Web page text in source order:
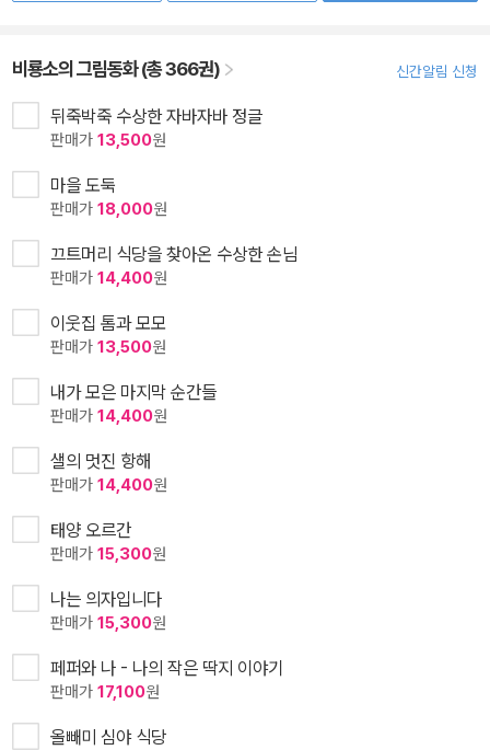
비룡소의 그림동화 (총 366권) 신간알림 신청
뒤죽박죽 수상한 자바자바 정글
판매가 13,500원
마을 도둑
판매가 18,000원
끄트머리 식당을 찾아온 수상한 손님
판매가 14,400원
이웃집 톰과 모모
판매가 13,500원
내가 모은 마지막 순간들
판매가 14,400원
샐의 멋진 항해
판매가 14,400원
태양 오르간
판매가 15,300원
나는 의자입니다
판매가 15,300원
페퍼와 나 - 나의 작은 딱지 이야기
판매가 17,100원
올빼미 심야 식당